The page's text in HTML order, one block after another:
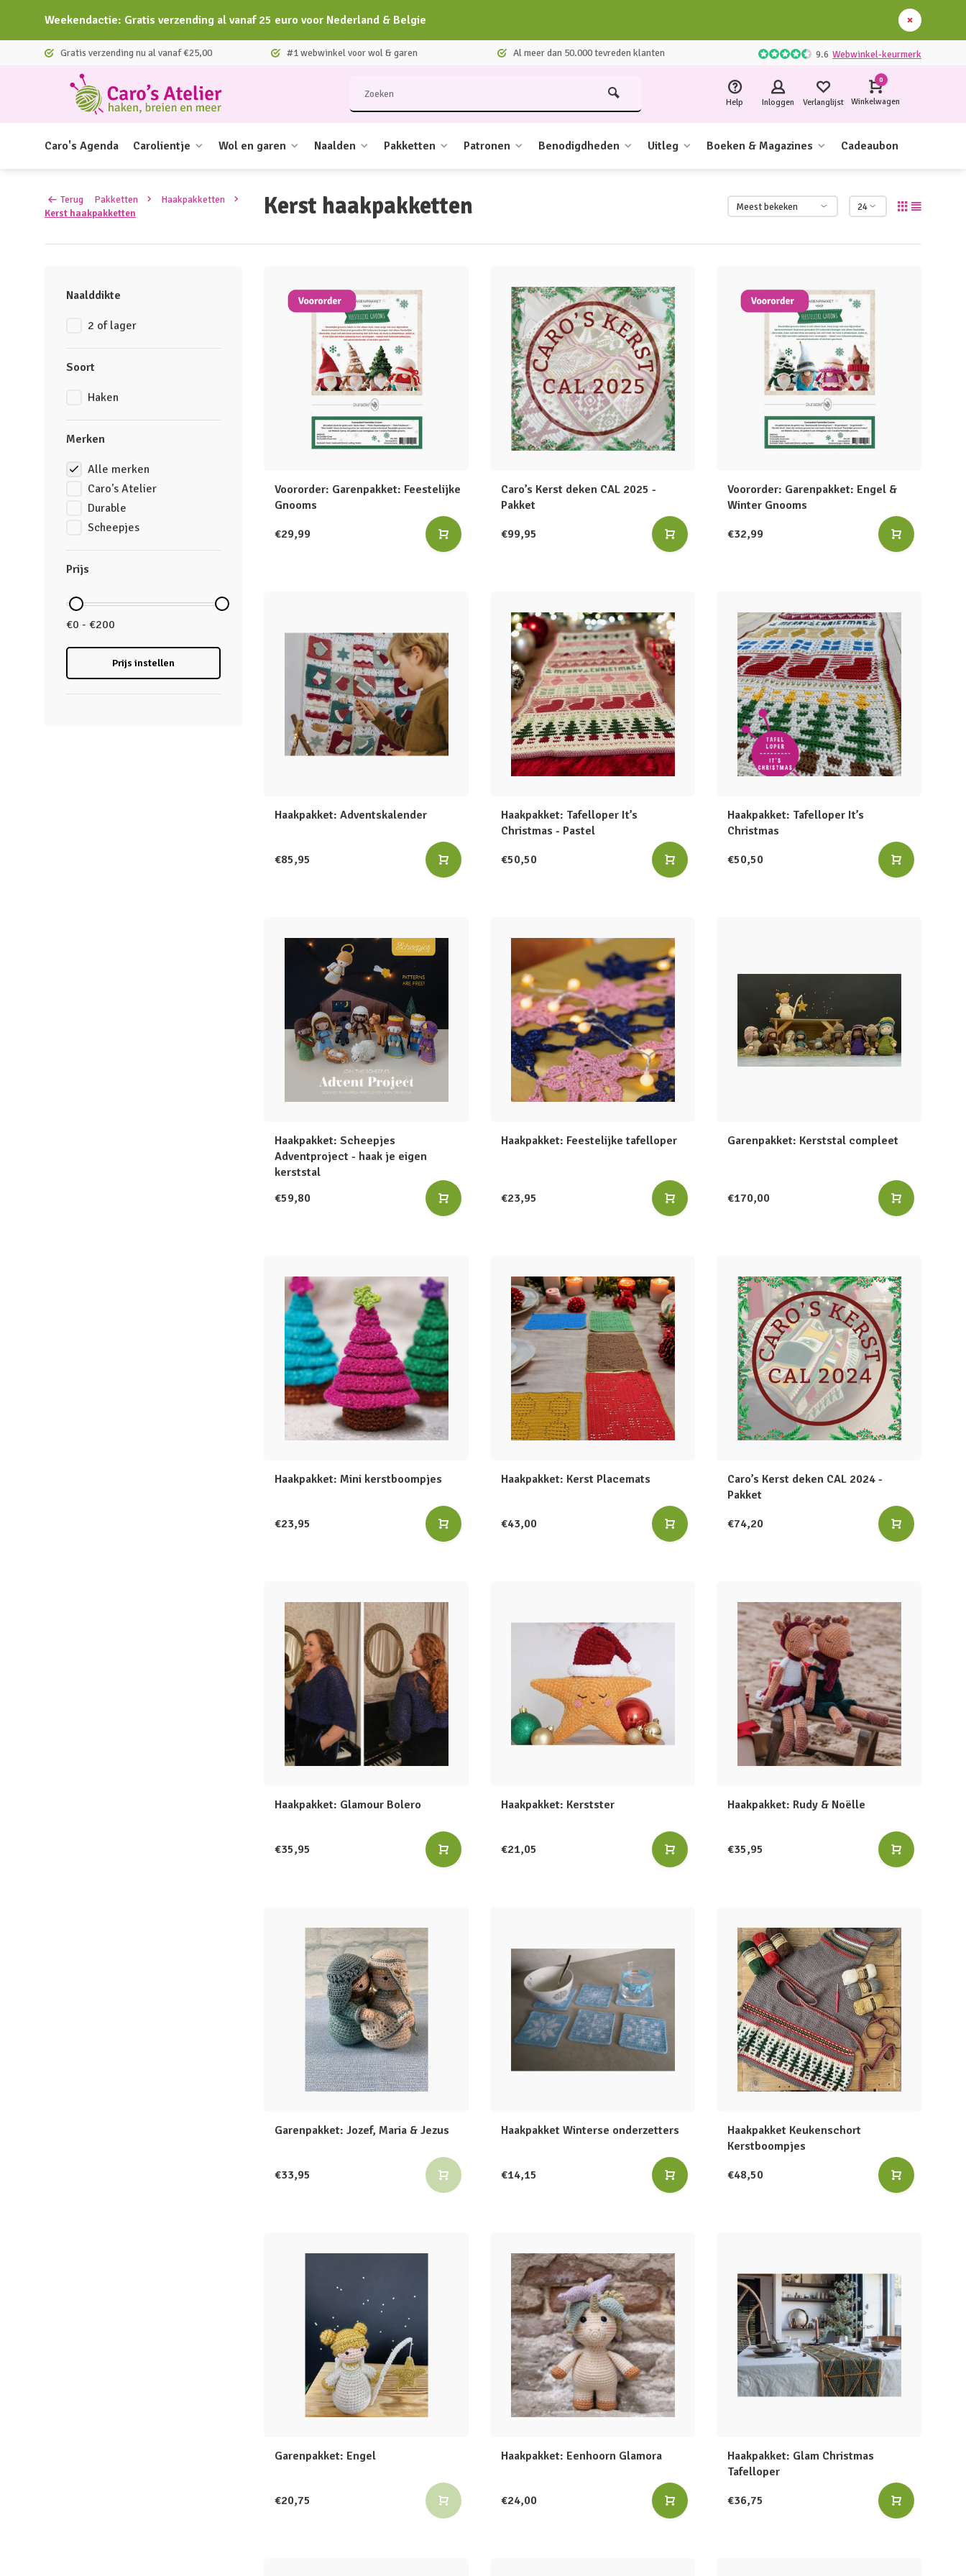
Weekendactie: Gratis verzending al vanaf 25 euro voor Nederland & Belgie
Gratis verzending nu al vanaf €25,00 #1 webwinkel voor wol & garen Al meer dan 50.000 tevreden klanten 9.6 Webwinkel-keurmerk
Help Inloggen Verlanglijst
0
Winkelwagen
Caro's Agenda Carolientje Wol en garen Naalden Pakketten Patronen Benodigdheden Uitleg Boeken & Magazines Cadeaubon
Terug Pakketten
Haakpakketten
Kerst haakpakketten
Kerst haakpakketten
Naalddikte
2 of lager
Soort
Haken
Merken
Alle merken
Caro's Atelier
Durable
Scheepjes
Prijs
€0 - €200
Prijs instellen
Voororder: Garenpakket: Feestelijke
Gnooms
€29,99
Caro’s Kerst deken CAL 2025 -
Pakket
€99,95
Voororder: Garenpakket: Engel &
Winter Gnooms
€32,99
Haakpakket: Adventskalender
€85,95
Haakpakket: Tafelloper It’s
Christmas - Pastel
€50,50
Haakpakket: Tafelloper It’s
Christmas
€50,50
Haakpakket: Scheepjes
Adventproject - haak je eigen
kerststal
€59,80
Haakpakket: Feestelijke tafelloper
€23,95
Garenpakket: Kerststal compleet
€170,00
Haakpakket: Mini kerstboompjes
€23,95
Haakpakket: Kerst Placemats
€43,00
Caro’s Kerst deken CAL 2024 -
Pakket
€74,20
Haakpakket: Glamour Bolero
€35,95
Haakpakket: Kerstster
€21,05
Haakpakket: Rudy & Noëlle
€35,95
Garenpakket: Jozef, Maria & Jezus
€33,95
Haakpakket Winterse onderzetters
€14,15
Haakpakket Keukenschort
Kerstboompjes
€48,50
Garenpakket: Engel
€20,75
Haakpakket: Eenhoorn Glamora
€24,00
Haakpakket: Glam Christmas
Tafelloper
€36,75